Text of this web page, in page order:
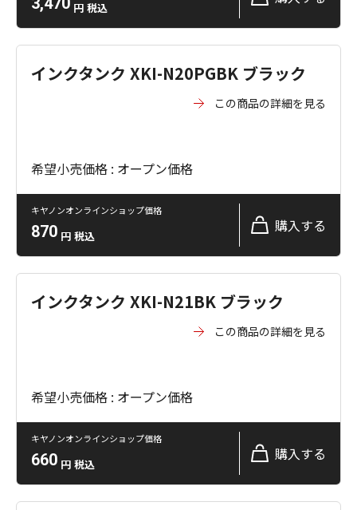
円 税込
インクタンク XKI-N20PGBK ブラック
この商品の詳細を見る
希望小売価格 : オープン価格
キヤノンオンラインショップ価格
870 円 税込
購入する
インクタンク XKI-N21BK ブラック
この商品の詳細を見る
希望小売価格 : オープン価格
キヤノンオンラインショップ価格
660 円 税込
購入する